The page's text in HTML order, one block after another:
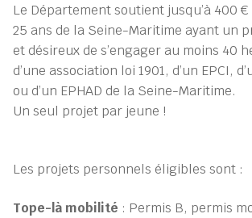
Le Département soutient jusqu’à 400
25 ans de la Seine-Maritime ayant un
et désireux de s’engager au moins 40
d’une association loi 1901, d’un EPCI,
ou d’un EPHAD de la Seine-Maritime.
Un seul projet par jeune !
Les projets personnels éligibles sont :
Tope-là mobilité : Permis B, permis